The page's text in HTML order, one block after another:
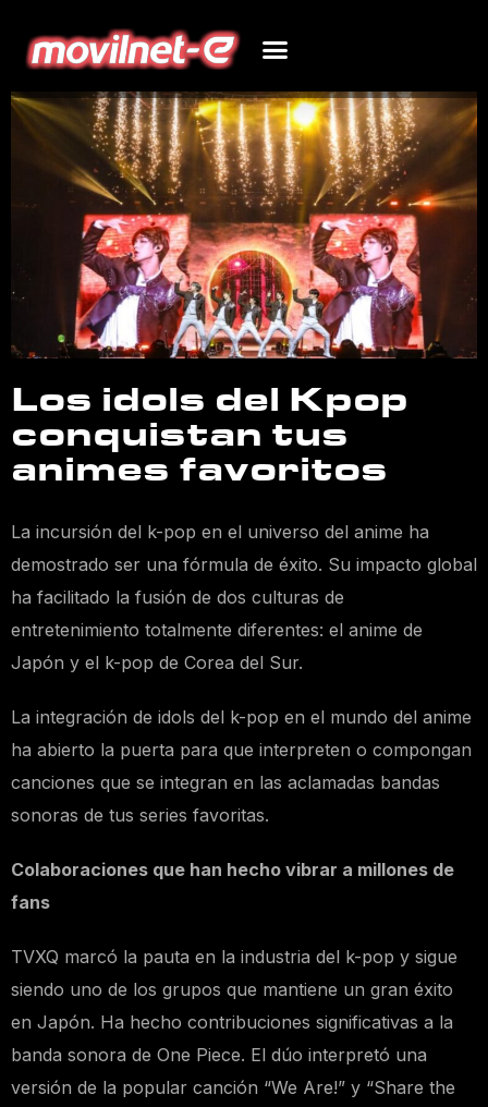
Los idols del Kpop
conquistan tus
animes favoritos
La incursión del k-pop en el universo del anime ha
demostrado ser una fórmula de éxito. Su impacto global
ha facilitado la fusión de dos culturas de
entretenimiento totalmente diferentes: el anime de
Japón y el k-pop de Corea del Sur.
La integración de idols del k-pop en el mundo del anime
ha abierto la puerta para que interpreten o compongan
canciones que se integran en las aclamadas bandas
sonoras de tus series favoritas.
Colaboraciones que han hecho vibrar a millones de
fans
TVXQ marcó la pauta en la industria del k-pop y sigue
siendo uno de los grupos que mantiene un gran éxito
en Japón. Ha hecho contribuciones significativas a la
banda sonora de One Piece. El dúo interpretó una
versión de la popular canción “We Are!” y “Share the